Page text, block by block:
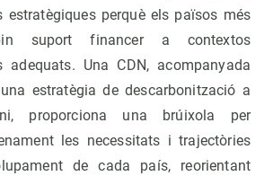
estratègiques perquè els països més
suport financer a contextos
adequats. Una CDN, acompanyada
estratègia de descarbonització a
proporciona una brúixola per
les necessitats i trajectòries
de cada país, reorientant